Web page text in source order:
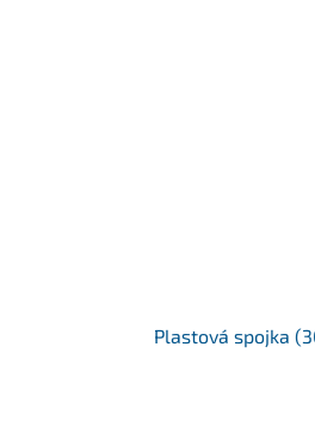
Plastová spojka